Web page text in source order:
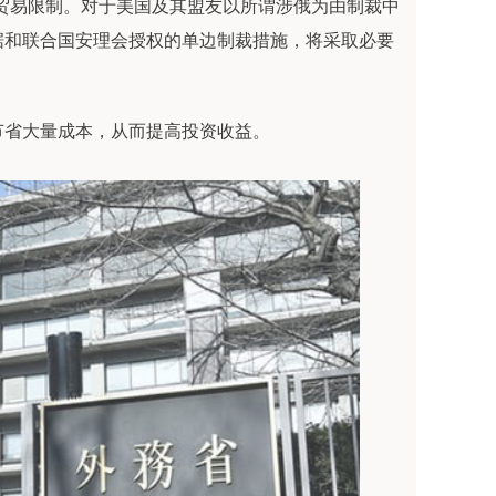
联合国安理会授权的单边制裁措施，将采取必要
大量成本，从而提高投资收益。